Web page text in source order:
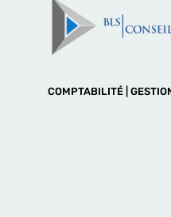
COMPTABILITÉ |